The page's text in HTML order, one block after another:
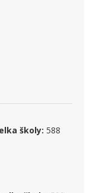
školy: 588